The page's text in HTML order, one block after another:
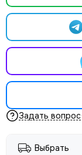
Задать вопрос
Выбрать